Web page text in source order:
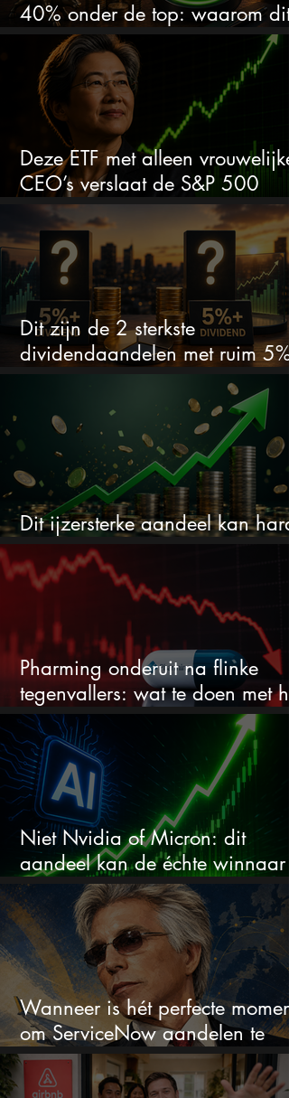
40% onder de top: waarom dit
aandeel weer interessant wordt
Deze ETF met alleen vrouwelijke
CEO’s verslaat de S&P 500
keihard
Dit zijn de 2 sterkste
dividendaandelen met ruim 5%
Dit ijzersterke aandeel kan hard
stijgen maar bijna niemand kijkt
Pharming onderuit na flinke
tegenvallers: wat te doen met
aandeel?
Niet Nvidia of Micron: dit
aandeel kan de échte winnaar
van de AI-race worden
Wanneer is hét perfecte moment
om ServiceNow aandelen te
kopen?